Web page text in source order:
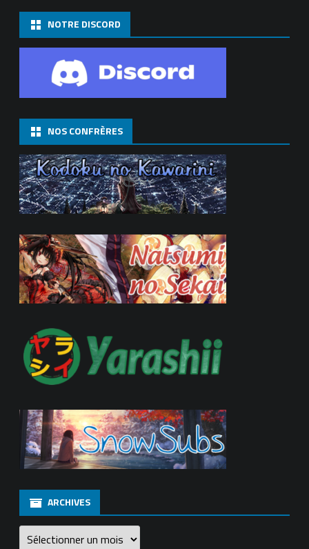
NOTRE DISCORD
NOS CONFRÈRES
ARCHIVES
Archives